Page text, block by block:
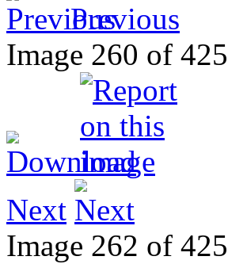
Previous
Image 260 of 425
Next
Image 262 of 425